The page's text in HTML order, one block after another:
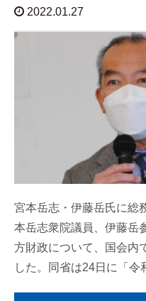
2022.01.27
宮本岳志・伊藤岳氏に
本岳志衆院議員、伊藤岳
方財政について、国会内
した。同省は24日に「